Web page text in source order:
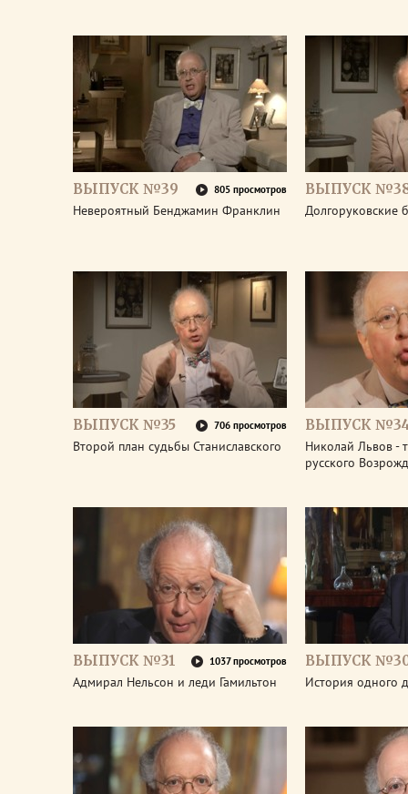
ВЫПУСК №39 805 просмотров
Невероятный Бенджамин Франклин
ВЫПУСК
Долгоруковские
ВЫПУСК №35 706 просмотров
Второй план судьбы Станиславского
ВЫПУСК
Николай Львов -
русского
ВЫПУСК №31 1037 просмотров
Адмирал Нельсон и леди Гамильтон
ВЫПУСК
История одного